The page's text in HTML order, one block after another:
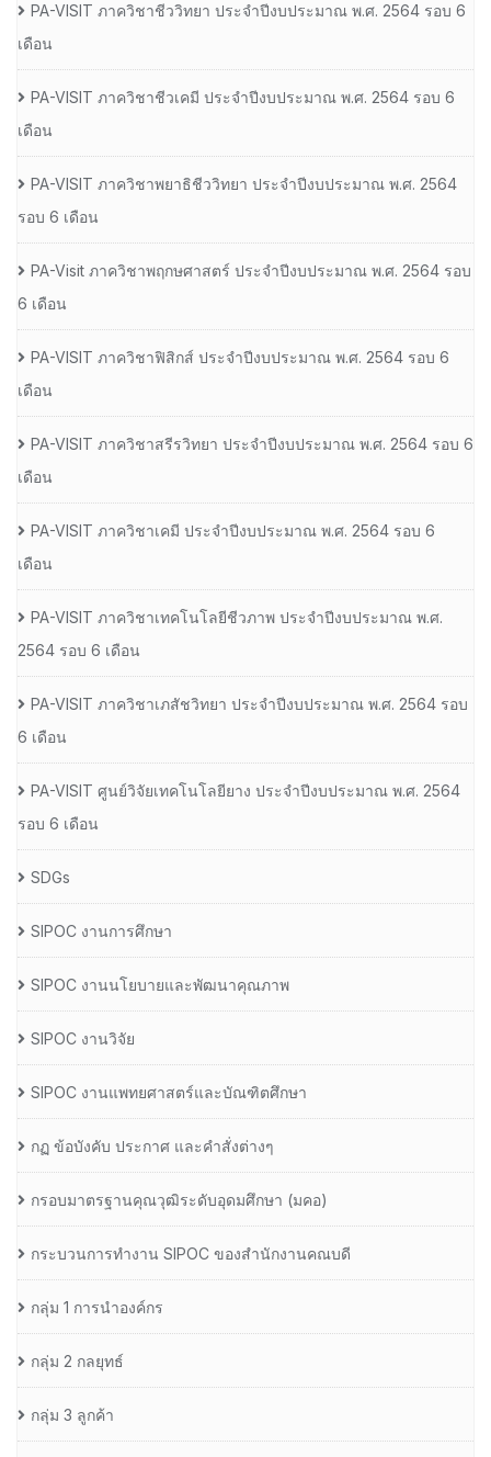
PA-VISIT ภาควิชาชีววิทยา ประจำปีงบประมาณ พ.ศ. 2564 รอบ 6
เดือน
PA-VISIT ภาควิชาชีวเคมี ประจำปีงบประมาณ พ.ศ. 2564 รอบ 6
เดือน
PA-VISIT ภาควิชาพยาธิชีววิทยา ประจำปีงบประมาณ พ.ศ. 2564
รอบ 6 เดือน
PA-Visit ภาควิชาพฤกษศาสตร์ ประจำปีงบประมาณ พ.ศ. 2564 รอบ
6 เดือน
PA-VISIT ภาควิชาฟิสิกส์ ประจำปีงบประมาณ พ.ศ. 2564 รอบ 6
เดือน
PA-VISIT ภาควิชาสรีรวิทยา ประจำปีงบประมาณ พ.ศ. 2564 รอบ 6
เดือน
PA-VISIT ภาควิชาเคมี ประจำปีงบประมาณ พ.ศ. 2564 รอบ 6
เดือน
PA-VISIT ภาควิชาเทคโนโลยีชีวภาพ ประจำปีงบประมาณ พ.ศ.
2564 รอบ 6 เดือน
PA-VISIT ภาควิชาเภสัชวิทยา ประจำปีงบประมาณ พ.ศ. 2564 รอบ
6 เดือน
PA-VISIT ศูนย์วิจัยเทคโนโลยียาง ประจำปีงบประมาณ พ.ศ. 2564
รอบ 6 เดือน
SDGs
SIPOC งานการศึกษา
SIPOC งานนโยบายและพัฒนาคุณภาพ
SIPOC งานวิจัย
SIPOC งานแพทยศาสตร์และบัณฑิตศึกษา
กฏ ข้อบังคับ ประกาศ และคำสั่งต่างๆ
กรอบมาตรฐานคุณวุฒิระดับอุดมศึกษา (มคอ)
กระบวนการทำงาน SIPOC ของสำนักงานคณบดี
กลุ่ม 1 การนำองค์กร
กลุ่ม 2 กลยุทธ์
กลุ่ม 3 ลูกค้า